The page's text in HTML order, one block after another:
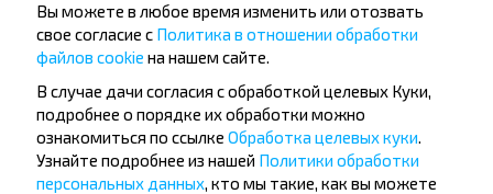
Подпишись на получение новостей и
путешествуй с нами дешевле!
Подписаться
Вы можете в любое время изменить или отозвать
свое согласие с Политика в отношении обработки
файлов cookie на нашем сайте.
В случае дачи согласия с обработкой целевых Куки,
подробнее о порядке их обработки можно
ознакомиться по ссылке Обработка целевых куки.
Узнайте подробнее из нашей Политики обработки
персональных данных, кто мы такие, как вы можете